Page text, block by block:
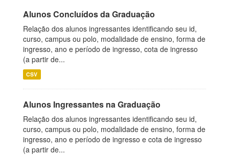
Alunos Concluídos da Graduação
Relação dos alunos ingressantes identificando seu id,
curso, campus ou polo, modalidade de ensino, forma de
ingresso, ano e período de ingresso, cota de ingresso
(a partir de...
CSV
Alunos Ingressantes na Graduação
Relação dos alunos ingressantes identificando seu id,
curso, campus ou polo, modalidade de ensino, forma de
ingresso, ano e período de ingresso e cota de ingresso
(a partir de...